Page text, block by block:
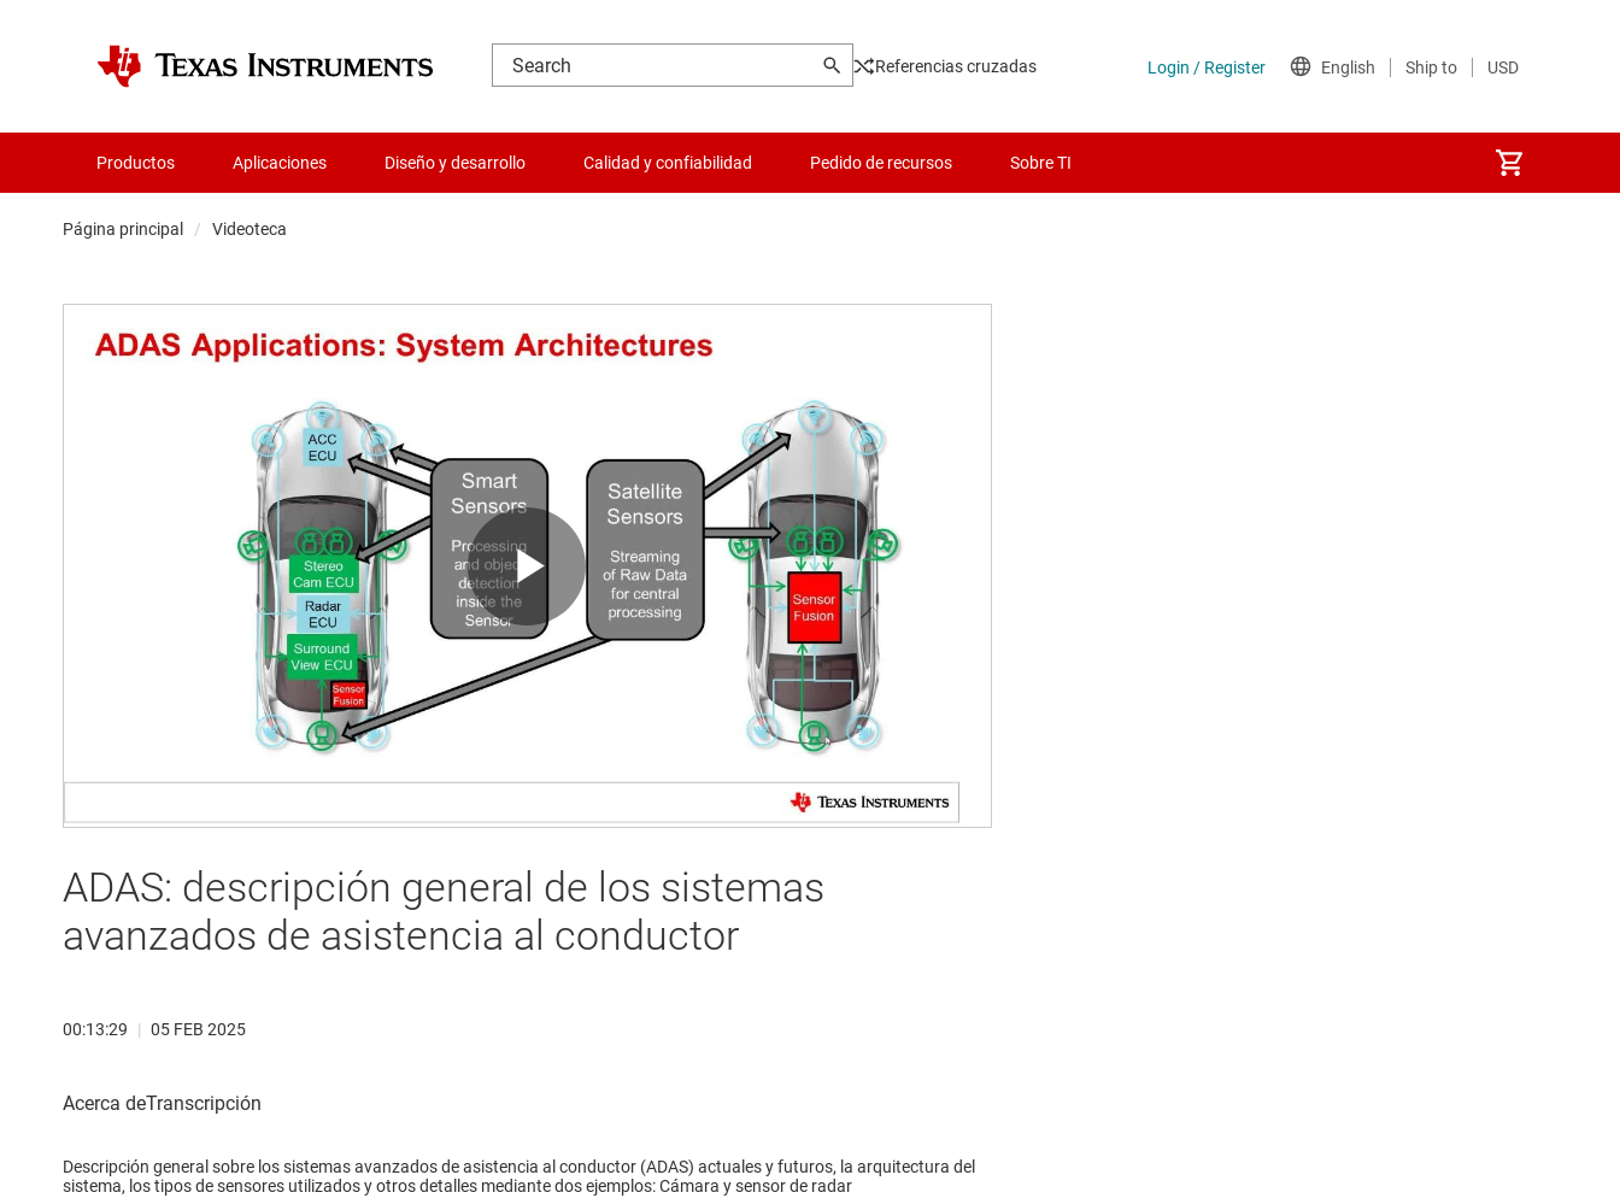
Referencias cruzadas
Productos Aplicaciones Diseño y desarrollo Calidad y confiabilidad Pedido de recursos Sobre TI
Página principal Videoteca
Play
ADAS: descripción general de los sistemas
avanzados de asistencia al conductor
00:13:29 | 05 FEB 2025
Descripción general sobre los sistemas avanzados de asistencia al conductor (ADAS) actuales y futuros, la arquitectura del
sistema, los tipos de sensores utilizados y otros detalles mediante dos ejemplos: Cámara y sensor de radar